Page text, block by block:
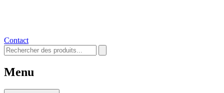
Contact
Menu